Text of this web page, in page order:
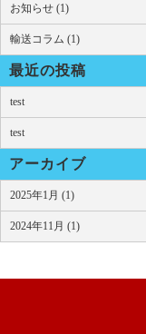
お知らせ (1)
輸送コラム (1)
最近の投稿
test
test
アーカイブ
2025年1月 (1)
2024年11月 (1)